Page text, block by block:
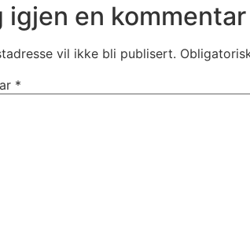
igjen en kommentar
vil ikke bli publisert.
*